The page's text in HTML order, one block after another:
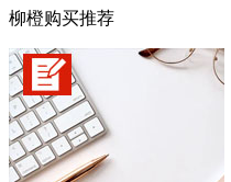
柳橙购买推荐